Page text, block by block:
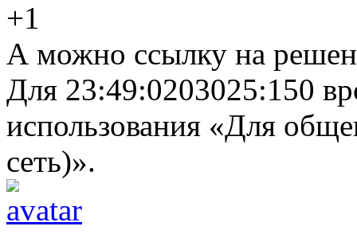
+1
А можно ссылку на
Для 23:49:0203025:150
использования «Для
сеть)».